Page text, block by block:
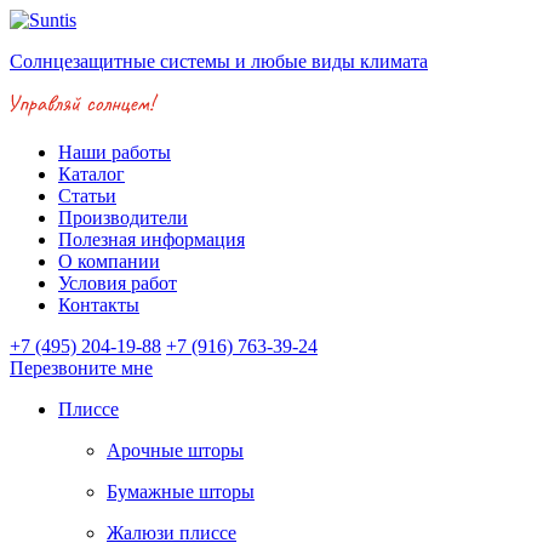
Солнцезащитные системы и любые виды климата
Наши работы
Каталог
Статьи
Производители
Полезная информация
О компании
Условия работ
Контакты
+7 (495) 204-19-88 +7 (916) 763-39-24
Перезвоните мне
Плиссе
Арочные шторы
Бумажные шторы
Жалюзи плиссе